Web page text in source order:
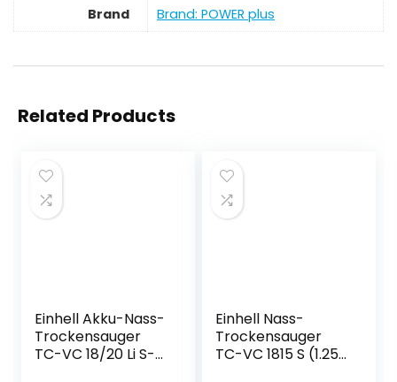
Brand
Brand: POWER plus
Related Products
Einhell Akku-Nass-
Trockensauger
TC-VC 18/20 Li S-
Einhell Nass-
Trockensauger
TC-VC 1815 S (1.250